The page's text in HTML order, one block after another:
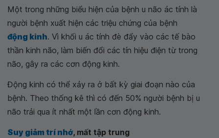
Một trong những biểu hiện của bệnh u não ác tính là
người bệnh xuất hiện các triệu chứng của bệnh
động kinh. Vì khối u ác tính đè đẩy vào các tế bào
thần kinh não, làm biến đổi các tín hiệu điện từ trong
não, gây ra các cơn động kinh.
Động kinh có thể xảy ra ở bất kỳ giai đoạn nào của
bệnh. Theo thống kê thì có đến 50% người bệnh bị u
não trải qua ít nhất một lần cơn động kinh.
Suy giảm trí nhớ, mất tập trung